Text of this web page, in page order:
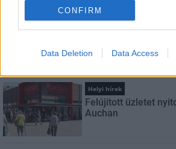
CONFIRM
Data Deletion Data Access
Helyi hírek
Felújított üzletet
Auchan